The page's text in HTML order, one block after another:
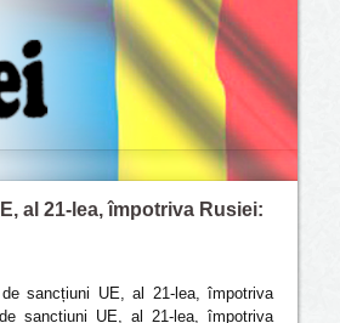
al 21-lea, împotriva Rusiei:
sancțiuni UE, al 21-lea, împotriva
sancțiuni UE, al 21-lea, împotriva